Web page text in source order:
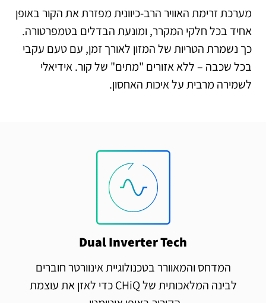
מערכת זרימת האוויר הרב-כיוונית מפזרת את הקור באופן
אחיד בכל חלקי המקרר, ומונעת הבדלים בטמפרטורה.
כך נשמרת הטריות של המזון לאורך זמן, עם טעם עקבי
בכל שכבה – ללא אזורים "מתים" של קור. אידיאלי
לשמירה מרבית על איכות האחסון.
Dual Inverter Tech
המדחס והמאוורר בטכנולוגיית אינוורטר חוברים
לבינה המלאכותית של CHiQ כדי לאזן את עוצמת